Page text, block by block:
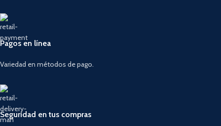
Pagos en línea
Variedad en métodos de pago.
Seguridad en tus compras